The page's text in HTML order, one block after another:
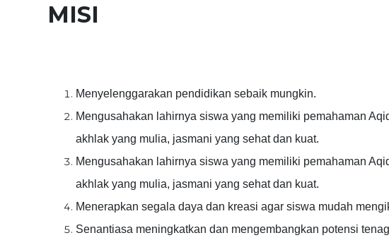
MISI
Menyelenggarakan pendidikan sebaik mungkin.
Mengusahakan lahirnya siswa yang memiliki pemahaman
akhlak yang mulia, jasmani yang sehat dan kuat.
Mengusahakan lahirnya siswa yang memiliki pemahaman
akhlak yang mulia, jasmani yang sehat dan kuat.
Menerapkan segala daya dan kreasi agar siswa mudah
Senantiasa meningkatkan dan mengembangkan potensi